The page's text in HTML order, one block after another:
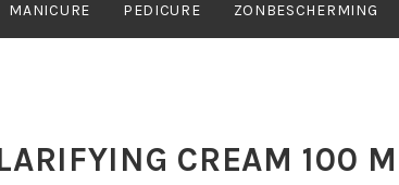
MANICURE PEDICURE ZONBESCHERMING
CREAM 100